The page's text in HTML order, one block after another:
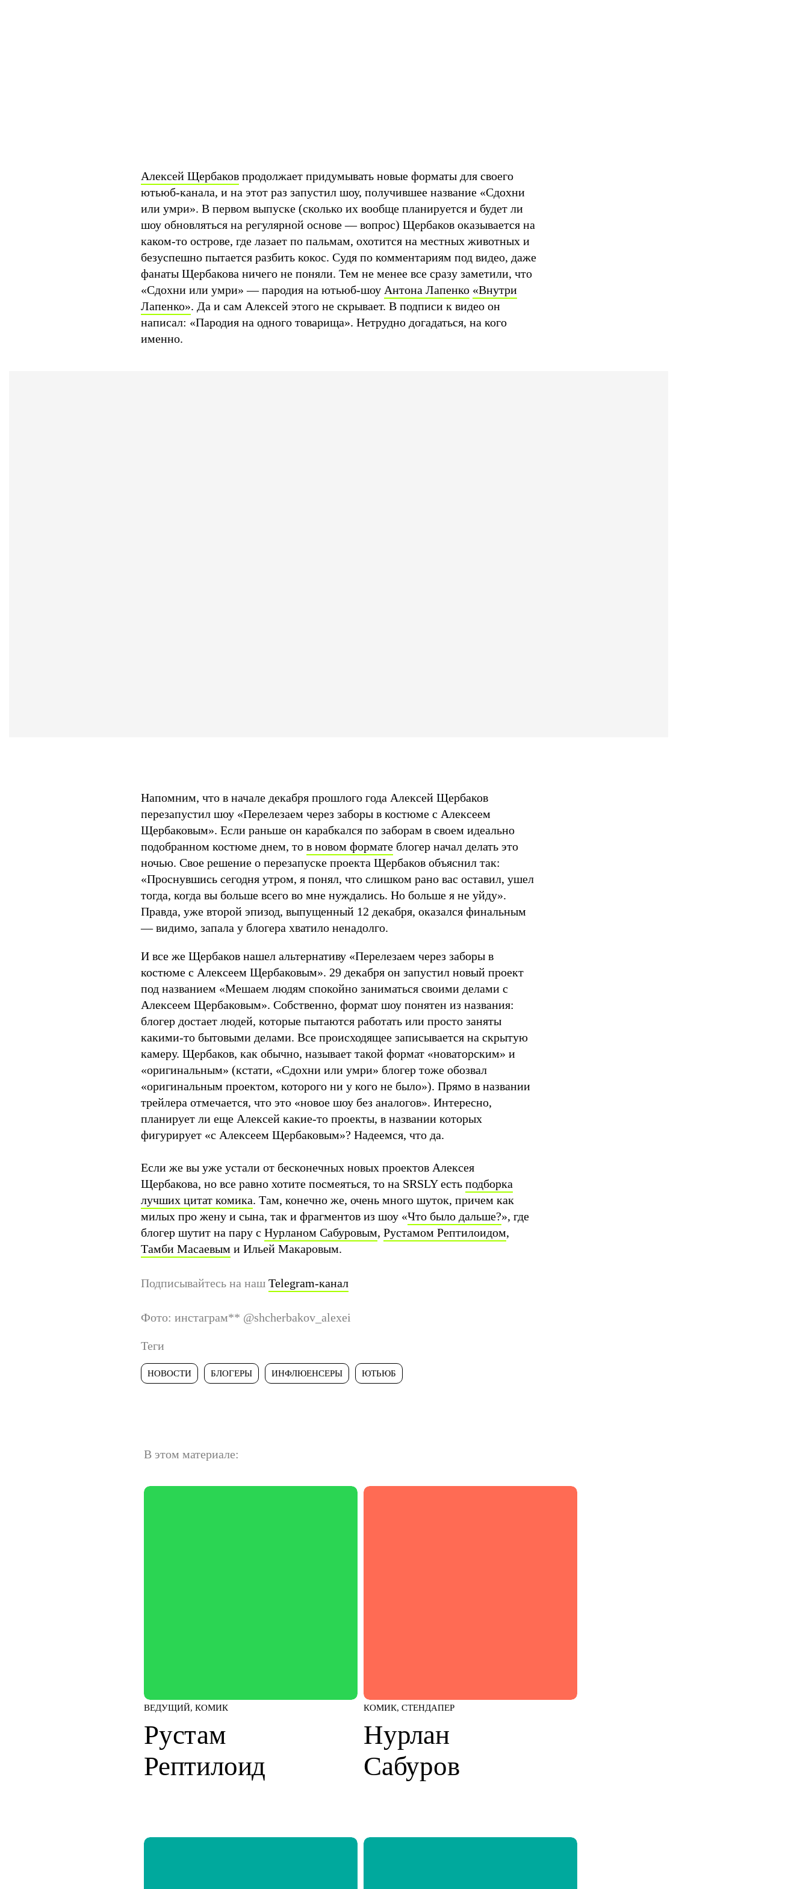
Алексей Щербаков продолжает придумывать новые форматы для своего
ютьюб-канала, и на этот раз запустил шоу, получившее название «Сдохни
или умри». В первом выпуске (сколько их вообще планируется и будет ли
шоу обновляться на регулярной основе — вопрос) Щербаков оказывается на
каком-то острове, где лазает по пальмам, охотится на местных животных и
безуспешно пытается разбить кокос. Судя по комментариям под видео, даже
фанаты Щербакова ничего не поняли. Тем не менее все сразу заметили, что
«Сдохни или умри» — пародия на ютьюб-шоу Антона Лапенко «Внутри
Лапенко». Да и сам Алексей этого не скрывает. В подписи к видео он
написал: «Пародия на одного товарища». Нетрудно догадаться, на кого
именно.
Напомним, что в начале декабря прошлого года Алексей Щербаков
перезапустил шоу «Перелезаем через заборы в костюме с Алексеем
Щербаковым». Если раньше он карабкался по заборам в своем идеально
подобранном костюме днем, то в новом формате блогер начал делать это
ночью. Свое решение о перезапуске проекта Щербаков объяснил так:
«Проснувшись сегодня утром, я понял, что слишком рано вас оставил, ушел
тогда, когда вы больше всего во мне нуждались. Но больше я не уйду».
Правда, уже второй эпизод, выпущенный 12 декабря, оказался финальным
— видимо, запала у блогера хватило ненадолго.
И все же Щербаков нашел альтернативу «Перелезаем через заборы в
костюме с Алексеем Щербаковым». 29 декабря он запустил новый проект
под названием «Мешаем людям спокойно заниматься своими делами с
Алексеем Щербаковым». Собственно, формат шоу понятен из названия:
блогер достает людей, которые пытаются работать или просто заняты
какими-то бытовыми делами. Все происходящее записывается на скрытую
камеру. Щербаков, как обычно, называет такой формат «новаторским» и
«оригинальным» (кстати, «Сдохни или умри» блогер тоже обозвал
«оригинальным проектом, которого ни у кого не было»). Прямо в названии
трейлера отмечается, что это «новое шоу без аналогов». Интересно,
планирует ли еще Алексей какие-то проекты, в названии которых
фигурирует «с Алексеем Щербаковым»? Надеемся, что да.
Если же вы уже устали от бесконечных новых проектов Алексея
Щербакова, но все равно хотите посмеяться, то на SRSLY есть подборка
лучших цитат комика. Там, конечно же, очень много шуток, причем как
милых про жену и сына, так и фрагментов из шоу «Что было дальше?», где
блогер шутит на пару с Нурланом Сабуровым, Рустамом Рептилоидом,
Тамби Масаевым и Ильей Макаровым.
Подписывайтесь на наш Telegram-канал
Фото: инстаграм** @shcherbakov_alexei
Теги
НОВОСТИ БЛОГЕРЫ ИНФЛЮЕНСЕРЫ ЮТЬЮБ
В этом материале:
ВЕДУЩИЙ, КОМИК
Рустам
Рептилоид
КОМИК, СТЕНДАПЕР
Нурлан
Сабуров